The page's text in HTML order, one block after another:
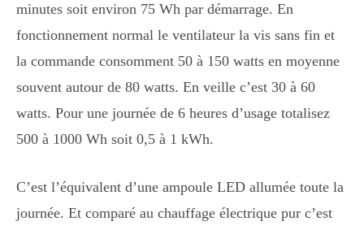
minutes soit environ 75 Wh par démarrage. En
fonctionnement normal le ventilateur la vis sans fin et
la commande consomment 50 à 150 watts en moyenne
souvent autour de 80 watts. En veille c’est 30 à 60
watts. Pour une journée de 6 heures d’usage totalisez
500 à 1000 Wh soit 0,5 à 1 kWh.
C’est l’équivalent d’une ampoule LED allumée toute la
journée. Et comparé au chauffage électrique pur c’est